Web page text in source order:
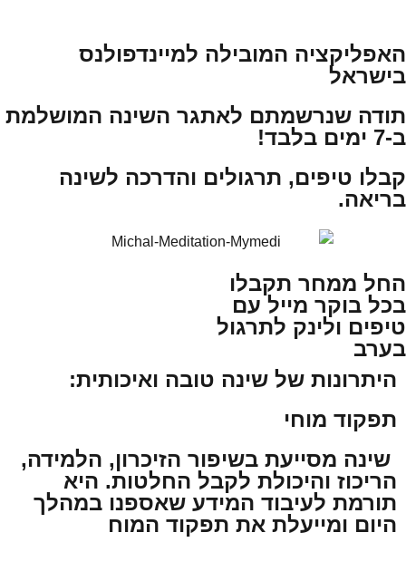
האפליקציה המובילה למיינדפולנס
בישראל​
תודה שנרשמתם לאתגר השינה המושלמת
ב-7 ימים בלבד!
קבלו טיפים, תרגולים והדרכה לשינה
בריאה.
החל ממחר תקבלו
בכל בוקר מייל עם
טיפים ולינק לתרגול
בערב​
היתרונות של שינה טובה ואיכותית:
תפקוד מוחי
שינה מסייעת בשיפור הזיכרון, הלמידה,
הריכוז והיכולת לקבל החלטות. היא
תורמת לעיבוד המידע שאספנו במהלך
היום ומייעלת את תפקוד המוח